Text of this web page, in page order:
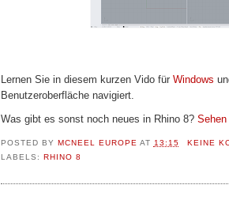
Lernen Sie in diesem kurzen Vido für Windows
Benutzeroberfläche navigiert.
Was gibt es sonst noch neues in Rhino 8?
POSTED BY MCNEEL EUROPE AT 13:15
KEINE
LABELS: RHINO 8